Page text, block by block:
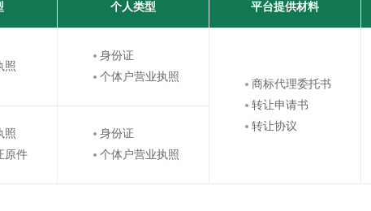
个人类型 平台提供材料
照
身份证
个体户营业执照
商标代理委托书
转让申请书
转让协议
照
原件
身份证
个体户营业执照